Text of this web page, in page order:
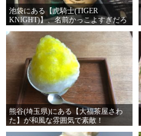
池袋にある【虎騎士(TIGER
KNIGHT)】、名前かっこよすぎだろ
かよｗｗｗ
熊谷(埼玉県)にある【大福茶屋さわ
た】が和風な雰囲気で素敵！